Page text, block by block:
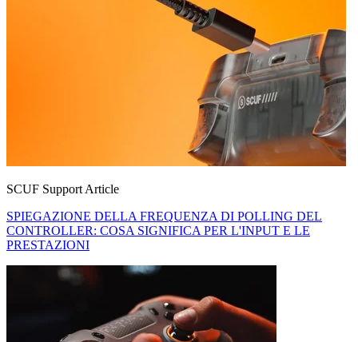
SCUF Support Article
SPIEGAZIONE DELLA FREQUENZA DI POLLING DEL
CONTROLLER: COSA SIGNIFICA PER L'INPUT E LE
PRESTAZIONI